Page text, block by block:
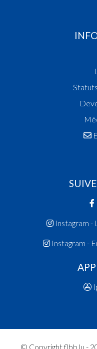
Instagram -
Instagram -
© Copyright flbb.lu -